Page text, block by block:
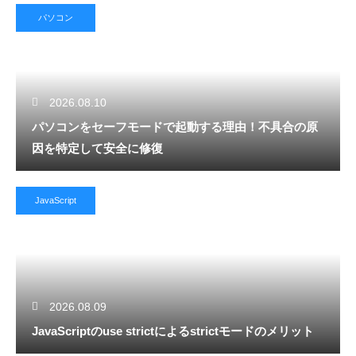
パソコン
2026.08.10
パソコンをセーフモードで起動する理由！不具合の原
因を特定して安全に修復
JavaScript
2026.08.09
JavaScriptのuse strictによるstrictモードのメリット